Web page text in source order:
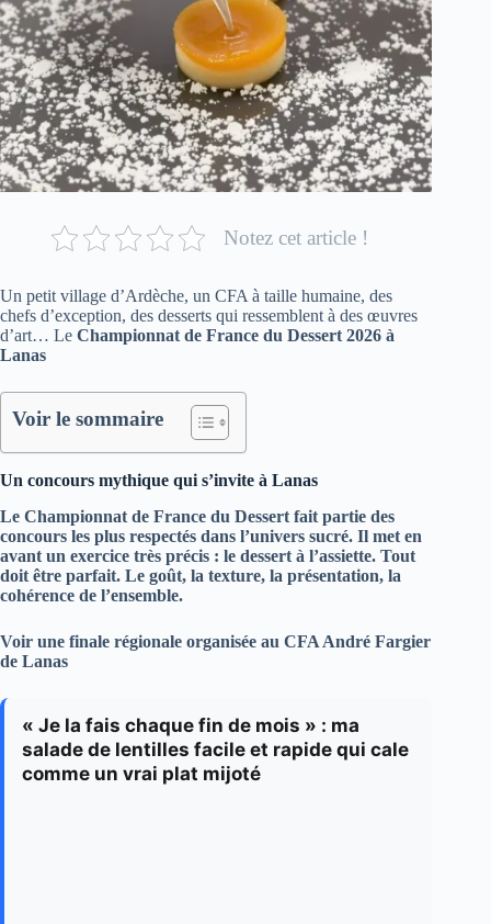
Notez cet article !
Un petit village d’Ardèche, un CFA à taille humaine, des
chefs d’exception, des desserts qui ressemblent à des œuvres
d’art… Le Championnat de France du Dessert 2026 à
Lanas
Voir le sommaire
Un concours mythique qui s’invite à Lanas
Le Championnat de France du Dessert fait partie des
concours les plus respectés dans l’univers sucré. Il met en
avant un exercice très précis : le dessert à l’assiette. Tout
doit être parfait. Le goût, la texture, la présentation, la
cohérence de l’ensemble.
Voir une finale régionale organisée au CFA André Fargier
de Lanas
« Je la fais chaque fin de mois » : ma
salade de lentilles facile et rapide qui cale
comme un vrai plat mijoté